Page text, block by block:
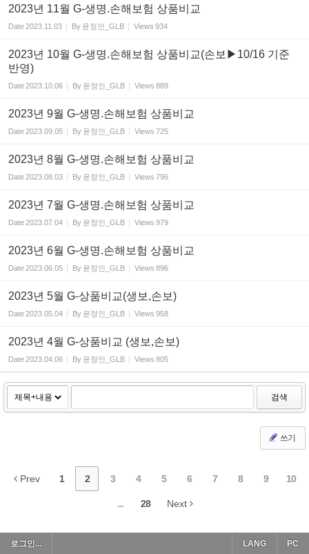
2023년 11월 G-생명.손해보험 상품비교
Date2023.11.03 By 윤정인_GLB Views 934
2023년 10월 G-생명.손해보험 상품비교(손보▶10/16 기준
반영)
Date2023.10.06 By 윤정인_GLB Views 889
2023년 9월 G-생명.손해보험 상품비교
Date2023.09.05 By 윤정인_GLB Views 725
2023년 8월 G-생명.손해보험 상품비교
Date2023.08.03 By 윤정인_GLB Views 796
2023년 7월 G-생명.손해보험 상품비교
Date2023.07.04 By 윤정인_GLB Views 979
2023년 6월 G-생명.손해보험 상품비교
Date2023.06.05 By 윤정인_GLB Views 896
2023년 5월 G-상품비교(생보,손보)
Date2023.05.04 By 윤정인_GLB Views 958
2023년 4월 G-상품비교 (생보,손보)
Date2023.04.06 By 윤정인_GLB Views 805
검색
쓰기
Prev 1 2 3 4 5 6 7 8 9 10
... 28 Next
로그인... PC
LANG